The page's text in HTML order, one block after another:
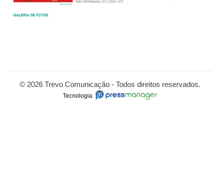
© 2026 Trevo Comunicação - Todos direitos reservados.
Tecnologia